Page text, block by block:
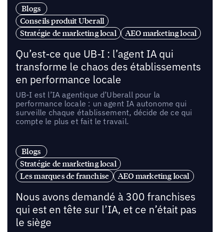
Blogs
Conseils produit Uberall
Stratégie de marketing local
AEO marketing local
Qu’est-ce que UB-I : l’agent IA qui
transforme le chaos des établissements
en performance locale
UB-I est l’IA agentique d’Uberall pour la
performance locale : un agent IA autonome qui
surveille chaque établissement, décide de ce qui
compte le plus et fait le travail.
Blogs
Stratégie de marketing local
Les marques de franchise
AEO marketing local
Nous avons demandé à 300 franchises
qui est en tête sur l’IA, et ce n’était pas
le siège